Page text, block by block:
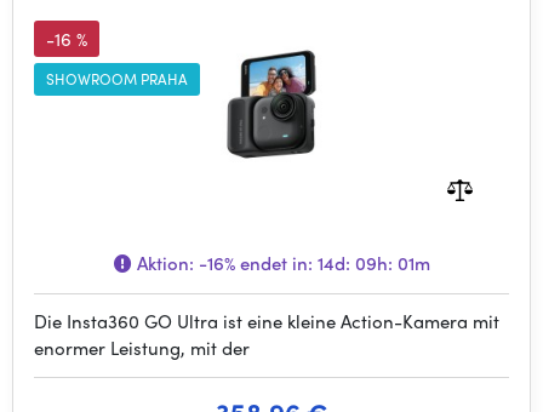
-16 %
SHOWROOM PRAHA
Aktion: -16%endet in: 14d: 09h: 01m
Die Insta360 GO Ultra ist eine kleine Action-Kamera mit
enormer Leistung, mit der